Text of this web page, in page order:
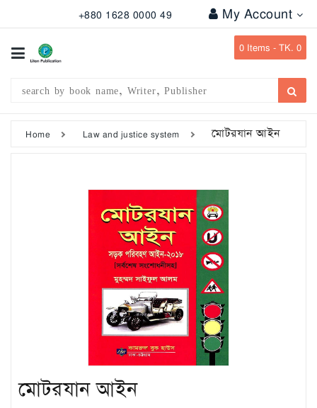
+880 1628 0000 49 My Account
0 Items -TK. 0
Categories
Publication
Exam
Home Law and justice system মোটরযান আইন
মোটরযান আইন